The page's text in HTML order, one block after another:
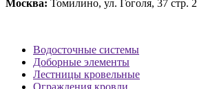
Москва: Томилино, ул. Гоголя, 37 стр. 2
Водосточные системы
Доборные элементы
Лестницы кровельные
Ограждения кровли